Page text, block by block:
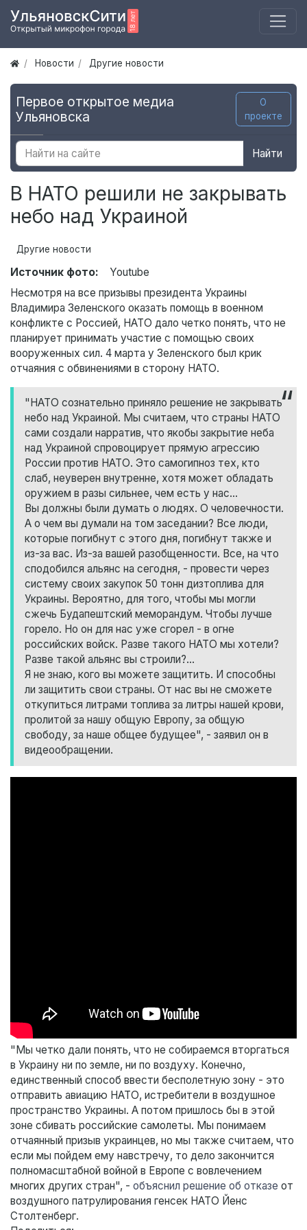
Новости Другие новости
Первое открытое медиа
Ульяновска
О
проекте
Найти
В НАТО решили не закрывать
небо над Украиной
Другие новости
Источник фото:
Youtube
Несмотря на все призывы президента Украины
Владимира Зеленского оказать помощь в военном
конфликте с Россией, НАТО дало четко понять, что не
планирует принимать участие с помощью своих
вооруженных сил. 4 марта у Зеленского был крик
отчаяния с обвинениями в сторону НАТО.
"НАТО сознательно приняло решение не закрывать
небо над Украиной. Мы считаем, что страны НАТО
сами создали нарратив, что якобы закрытие неба
над Украиной спровоцирует прямую агрессию
России против НАТО. Это самогипноз тех, кто
слаб, неуверен внутренне, хотя может обладать
оружием в разы сильнее, чем есть у нас...
Вы должны были думать о людях. О человечности.
А о чем вы думали на том заседании? Все люди,
которые погибнут с этого дня, погибнут также и
из-за вас. Из-за вашей разобщенности. Все, на что
сподобился альянс на сегодня, - провести через
систему своих закупок 50 тонн дизтоплива для
Украины. Вероятно, для того, чтобы мы могли
сжечь Будапештский меморандум. Чтобы лучше
горело. Но он для нас уже сгорел - в огне
российских войск. Разве такого НАТО мы хотели?
Разве такой альянс вы строили?...
Я не знаю, кого вы можете защитить. И способны
ли защитить свои страны. От нас вы не сможете
откупиться литрами топлива за литры нашей крови,
пролитой за нашу общую Европу, за общую
свободу, за наше общее будущее", - заявил он в
видеообращении.
"Мы четко дали понять, что не собираемся вторгаться
в Украину ни по земле, ни по воздуху. Конечно,
единственный способ ввести бесполетную зону - это
отправить авиацию НАТО, истребители в воздушное
пространство Украины. А потом пришлось бы в этой
зоне сбивать российские самолеты. Мы понимаем
отчаянный призыв украинцев, но мы также считаем, что
если мы пойдем ему навстречу, то дело закончится
полномасштабной войной в Европе с вовлечением
многих других стран", - объяснил решение об отказе от
воздушного патрулирования генсек НАТО Йенс
Столтенберг.